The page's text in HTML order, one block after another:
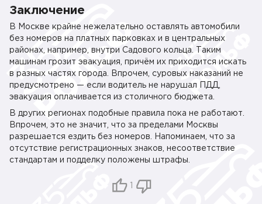
Заключение
В Москве крайне нежелательно оставлять автомобили
без номеров на платных парковках и в центральных
районах, например, внутри Садового кольца. Таким
машинам грозит эвакуация, причём их приходится искать
в разных частях города. Впрочем, суровых наказаний не
предусмотрено — если водитель не нарушал ПДД,
эвакуация оплачивается из столичного бюджета.
В других регионах подобные правила пока не работают.
Впрочем, это не значит, что за пределами Москвы
разрешается ездить без номеров. Напоминаем, что за
отсутствие регистрационных знаков, несоответствие
стандартам и подделку положены штрафы.